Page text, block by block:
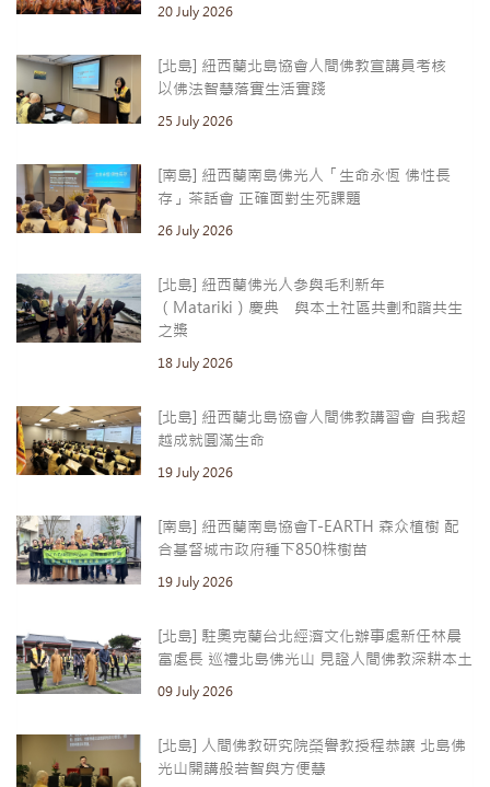
20 July 2026
[北島] 紐西蘭北島協會人間佛教宣講員考核
以佛法智慧落實生活實踐
25 July 2026
[南島] 紐西蘭南島佛光人「生命永恆 佛性長
存」茶話會 正確面對生死課題
26 July 2026
[北島] 紐西蘭佛光人參與毛利新年
（Matariki）慶典 與本土社區共劃和諧共生
之槳
18 July 2026
[北島] 紐西蘭北島協會人間佛教講習會 自我超
越成就圓滿生命
19 July 2026
[南島] 紐西蘭南島協會T-EARTH 森众植樹 配
合基督城市政府種下850株樹苗
19 July 2026
[北島] 駐奧克蘭台北經濟文化辦事處新任林晨
富處長 巡禮北島佛光山 見證人間佛教深耕本土
09 July 2026
[北島] 人間佛教研究院榮譽教授程恭讓 北島佛
光山開講般若智與方便慧